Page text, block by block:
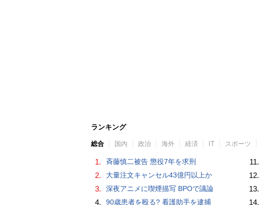
ランキング
総合 国内 政治 海外 経済 IT スポーツ
1. 斉藤慎二被告 懲役7年を求刑
2. 大量注文キャンセル43億円以上か
3. 深夜アニメに喫煙描写 BPOで議論
4. 90歳患者を殴る? 看護助手を逮捕
11.
12.
13.
14.